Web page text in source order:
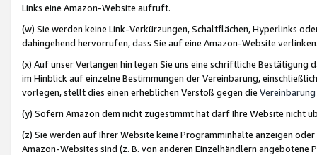
Links eine Amazon-Website aufruft.
(w) Sie werden keine Link-Verkürzungen, Schaltflächen, Hyperlinks
dahingehend hervorrufen, dass Sie auf eine Amazon-Website
(x) Auf unser Verlangen hin legen Sie uns eine schriftliche
im Hinblick auf einzelne Bestimmungen der Vereinbarung,
vorlegen, stellt dies einen erheblichen Verstoß gegen die Vereinbarung
(y) Sofern Amazon dem nicht zugestimmt hat darf Ihre Website nicht
(z) Sie werden auf Ihrer Website keine Programminhalte anzeigen
Amazon-Websites sind (z. B. von anderen Einzelhändlern